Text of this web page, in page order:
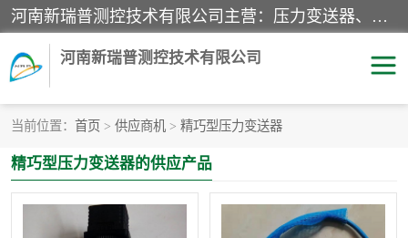
河南新瑞普测控技术有限公司主营：压力变送器、液位变送器、差压变送器、雷达料位计、电容物位计、温度显示控制仪表、电量变送器、流量计、工业自动化系统成套设备。
河南新瑞普测控技术有限公司
当前位置： 首页 > 供应商机 > 精巧型压力变送器
精巧型压力变送器的供应产品
霍尼韦尔压力变送器
1151/3351产品分类 精巧型压力变送器